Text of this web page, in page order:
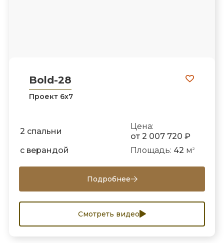
Bold-28
Проект 6х7
2 спальни
Цена:
от 2 007 720 ₽
с верандой
Площадь: 42 м 2
Подробнее
Смотреть видео